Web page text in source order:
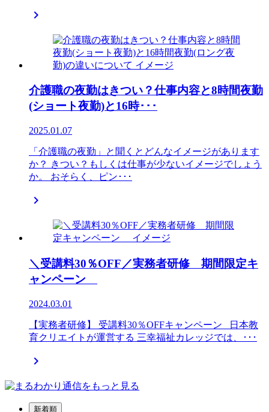

介護職の夜勤はきつい？仕事内容と8時間夜勤
(ショート夜勤)と16時･･･
2025.01.07
「介護職の夜勤」と聞くとどんなイメージがあります
か？ きつい？もしくは仕事が少ないイメージでしょう
か。 おそらく、ピン･･･

＼受講料30％OFF／実務者研修 期間限定キ
ャンペーン
2024.03.01
【実務者研修】 受講料30％OFFキャンペーン 日本教
育クリエイトが運営する 三幸福祉カレッジでは、･･･

新着順